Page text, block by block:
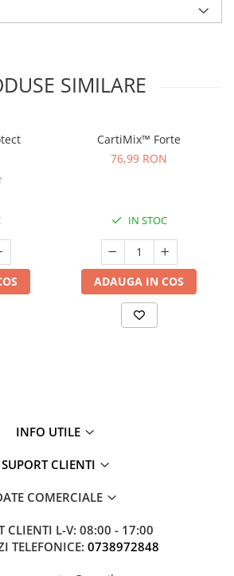
SIMILARE
CartiMix™ Forte
76,99 RON
IN STOC
ADAUGA IN COS
INFO UTILE
SUPORT CLIENTI
COMERCIALE
CLIENTI L-V: 08:00 - 17:00
TELEFONICE: 0738972848